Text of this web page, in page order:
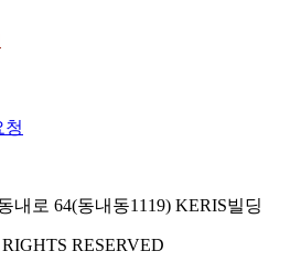
청
내로 64(동내동1119) KERIS빌딩
RESERVED